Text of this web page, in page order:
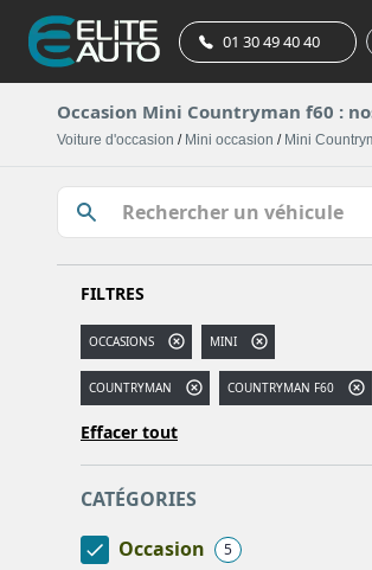
01 30 49 40 40
Occasion Mini Countryman f60 :
Voiture d'occasion / Mini occasion / Mini
FILTRES
OCCASIONS MINI
COUNTRYMAN COUNTRYMAN F60
Effacer tout
CATÉGORIES
Occasion
5